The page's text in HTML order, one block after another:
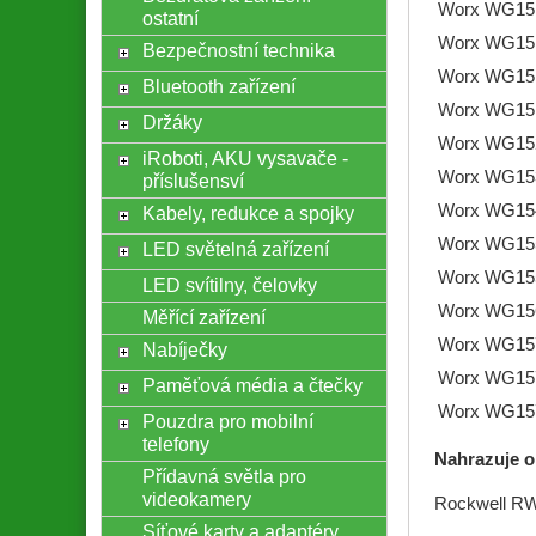
Worx
Worx
Worx
Worx
Worx
Worx
Worx
Worx
Worx
Worx
Worx
Worx
Worx
Nahrazuje
Rockwell
ostatní
Bezpečnostní technika
Bluetooth zařízení
Držáky
iRoboti, AKU vysavače -
příslušensví
Kabely, redukce a spojky
LED světelná zařízení
LED svítilny, čelovky
Měřící zařízení
Nabíječky
Paměťová média a čtečky
Pouzdra pro mobilní
telefony
Přídavná světla pro
videokamery
Síťové karty a adaptéry